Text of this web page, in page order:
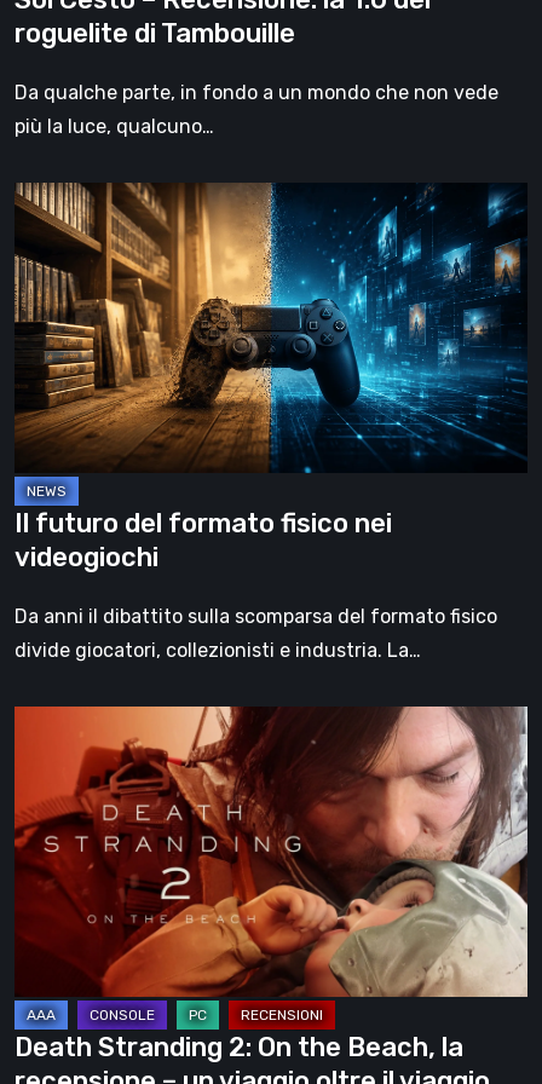
roguelite di Tambouille
Da qualche parte, in fondo a un mondo che non vede
più la luce, qualcuno…
Il
futuro
del
formato
fisico
videogiochi
Il futuro del formato fisico nei
videogiochi
Da anni il dibattito sulla scomparsa del formato fisico
divide giocatori, collezionisti e industria. La…
Stranding
On
the
Beach,
recensione
–
un
viaggio
Death Stranding 2: On the Beach, la